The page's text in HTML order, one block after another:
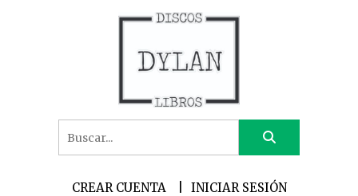
CREAR CUENTA INICIAR SESIÓN